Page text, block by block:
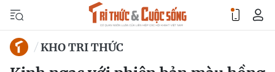
KHO TRI THỨC